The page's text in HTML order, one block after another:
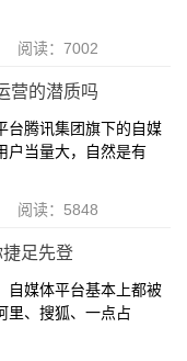
阅读：7002
营的潜质吗
讯集团旗下的自媒
户当量大，自然是有
阅读：5848
足先登
体平台基本上都被
里、搜狐、一点占